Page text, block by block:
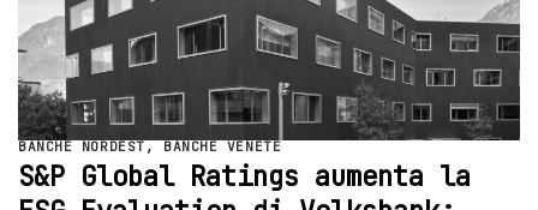
BANCHE NORDEST,BANCHE VENETE
S&P Global Ratings aumenta la